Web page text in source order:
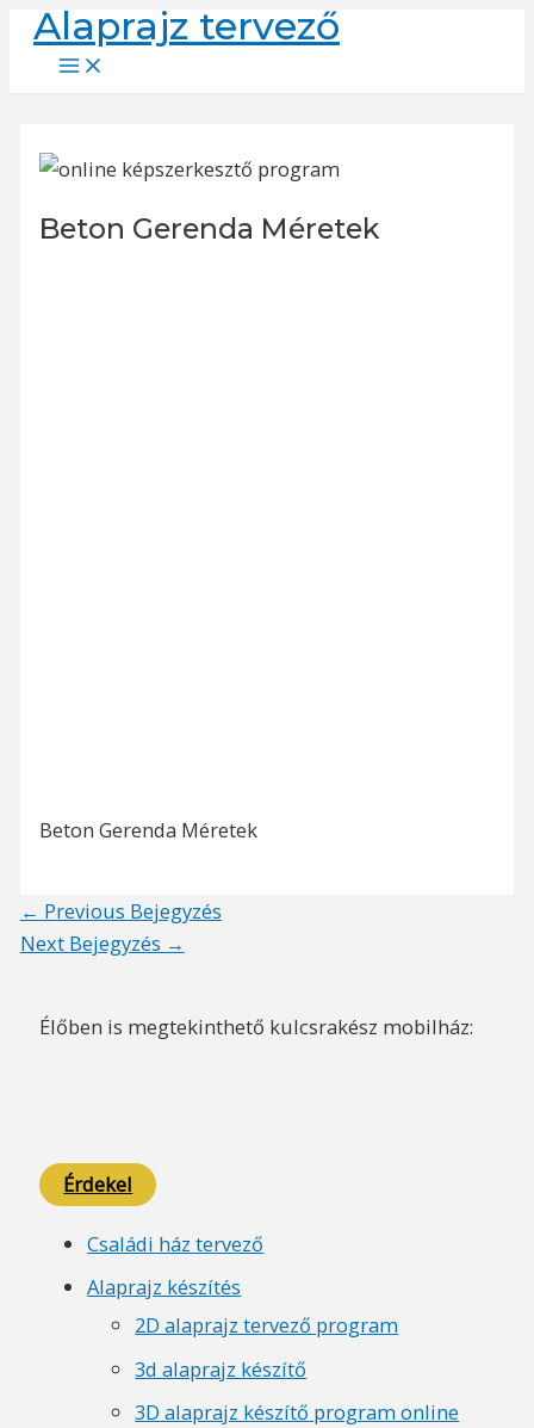
SkipAlaprajz tervező
Main
Menu
Beton Gerenda Méretek
Beton Gerenda Méretek
Post
navigation
← Previous Bejegyzés
Next Bejegyzés →
Élőben is megtekinthető kulcsrakész mobilház:
Érdekel
Családi ház tervező
Alaprajz készítés
2D alaprajz tervező program
3d alaprajz készítő
3D alaprajz készítő program online